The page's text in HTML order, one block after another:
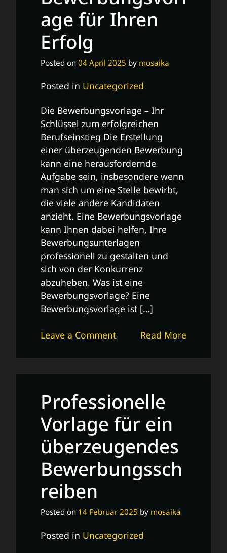
age für Ihren
Erfolg
Posted on 04 April 2025 by mosaika
Posted in Uncategorized
Die Bewerbungsvorlage – Ihr
Schlüssel zum erfolgreichen
Berufseinstieg Die Erstellung
einer überzeugenden Bewerbung
kann eine herausfordernde
Aufgabe sein, insbesondere wenn
man sich um eine Stelle bewirbt,
die viele andere Kandidaten
anzieht. Eine Bewerbungsvorlage
kann Ihnen dabei helfen, Ihre
Bewerbungsunterlagen
professionell zu gestalten und
sich von der Konkurrenz
abzuheben. Was ist eine
Bewerbungsvorlage? Eine
Bewerbungsvorlage ist […]
Read More
Leave a Commenton
Bedeutung
einer
Bewerbungsvorlage
für
Ihren
Erfolg
Professionelle
Vorlage für ein
überzeugendes
Bewerbungssch
reiben
Posted on 14 Februar 2025 by mosaika
Posted in Uncategorized